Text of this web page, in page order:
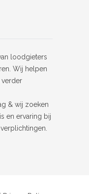
loodgieters
Wij helpen
& wij zoeken
en ervaring bij